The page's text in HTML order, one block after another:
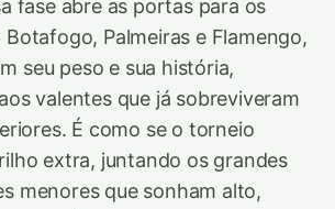
fase abre as portas para os
Palmeiras e Flamengo,
seu peso e sua história,
valentes que já sobreviveram
É como se o torneio
extra, juntando os grandes
menores que sonham alto,